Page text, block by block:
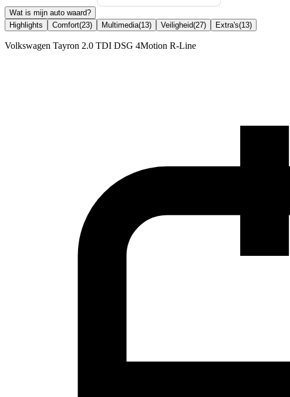
Wat is mijn auto waard?
Highlights
Comfort(23) Multimedia(13) Veiligheid(27) Extra's(13)
Volkswagen Tayron 2.0 TDI DSG 4Motion R-Line